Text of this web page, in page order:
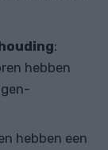
:
hebben
hebben een